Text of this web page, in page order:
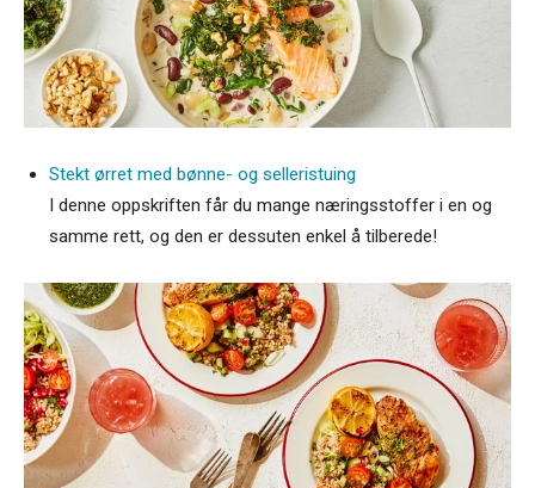
Stekt ørret med bønne- og selleristuing
I denne oppskriften får du mange næringsstoffer i en og
samme rett, og den er dessuten enkel å tilberede!